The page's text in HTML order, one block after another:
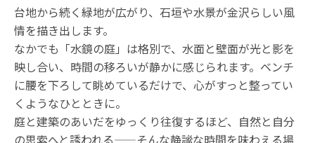
台地から続く緑地が広がり、石垣や水景が金沢らしい風
情を描き出します。
なかでも「水鏡の庭」は格別で、水面と壁面が光と影を
映し合い、時間の移ろいが静かに感じられます。ベンチ
に腰を下ろして眺めているだけで、心がすっと整ってい
くようなひとときに。
庭と建築のあいだをゆっくり往復するほど、自然と自分
の思索へと誘われる——そんな静謐な時間を味わえる場